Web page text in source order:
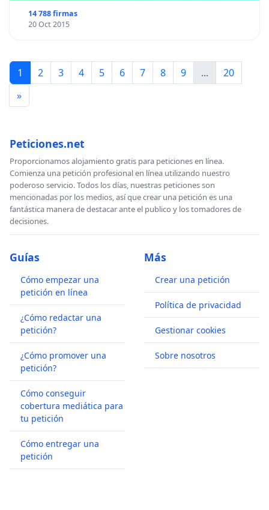
14 788 firmas
20 Oct 2015
1 2 3 4 5 6 7 8 9 ...
20
»
Peticiones.net
Proporcionamos alojamiento gratis para peticiones en línea.
Comienza una petición profesional en línea utilizando nuestro
poderoso servicio. Todos los días, nuestras peticiones son
mencionadas por los medios, así que crear una petición es una
fantástica manera de destacar ante el publico y los tomadores de
decisiones.
Guías
Cómo empezar una
petición en línea
¿Cómo redactar una
petición?
¿Cómo promover una
petición?
Cómo conseguir
cobertura mediática para
tu petición
Cómo entregar una
petición
Más
Crear una petición
Política de privacidad
Gestionar cookies
Sobre nosotros